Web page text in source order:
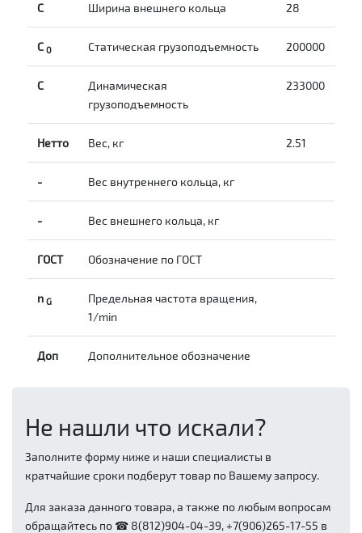
С Ширина внешнего кольца 28
С 0 Статическая грузоподъемность 200000
C
Динамическая
грузоподъемность
233000
Нетто Вес, кг 2.51
- Вес внутреннего кольца, кг
- Вес внешнего кольца, кг
ГОСТ Обозначение по ГОСТ
n G
Предельная частота вращения,
1/min
Доп Дополнительное обозначение
Не нашли что искали?
Заполните форму ниже и наши специалисты в
кратчайшие сроки подберут товар по Вашему запросу.
Для заказа данного товара, а также по любым вопросам
обращайтесь по ☎ 8(812)904-04-39, +7(906)265-17-55 в